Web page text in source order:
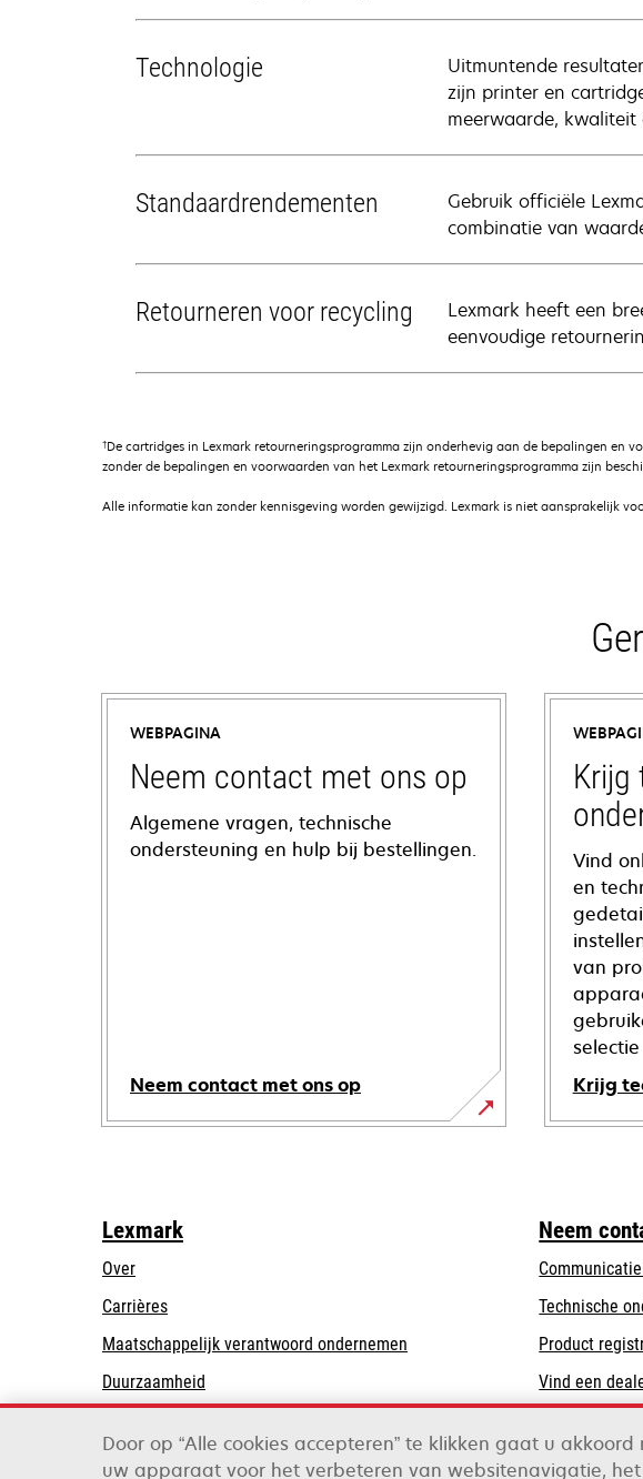
Technologie
Uitmuntende
zijn printer en
meerwaarde,
Standaardrendementen
Gebruik officiële
combinatie van
Retourneren voor recycling
Lexmark heeft een
eenvoudige
†De cartridges in Lexmark retourneringsprogramma zijn onderhevig aan de bepalingen en
zonder de bepalingen en voorwaarden van het Lexmark retourneringsprogramma zijn
Alle informatie kan zonder kennisgeving worden gewijzigd. Lexmark is niet aansprakelijk
WEBPAGINA
Neem contact met ons op
Algemene vragen, technische
ondersteuning en hulp bij bestellingen.
Neem contact met ons op
Krijg
Vind
en
van
Krijg
opens
tab
Lexmark
Over
Carrières
Maatschappelijk verantwoord ondernemen
tab
Duurzaamheid
Neem
Technische
Product
Vind een
Door op “Alle cookies accepteren” te klikken gaat u
uw apparaat voor het verbeteren van websitenavigatie,